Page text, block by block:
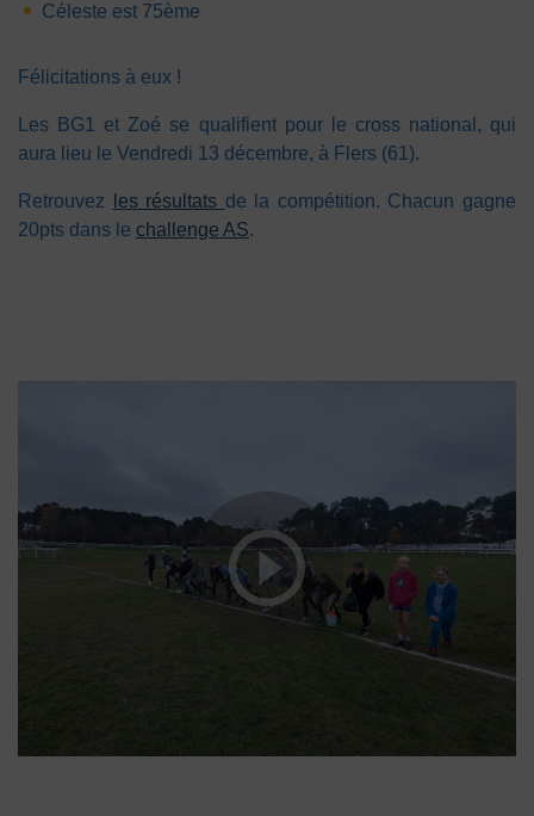
Céleste est 75ème
Félicitations à eux !
Les BG1 et Zoé se qualifient pour le cross national, qui
aura lieu le Vendredi 13 décembre, à Flers (61).
Retrouvez les résultats de la compétition. Chacun gagne
20pts dans le challenge AS.